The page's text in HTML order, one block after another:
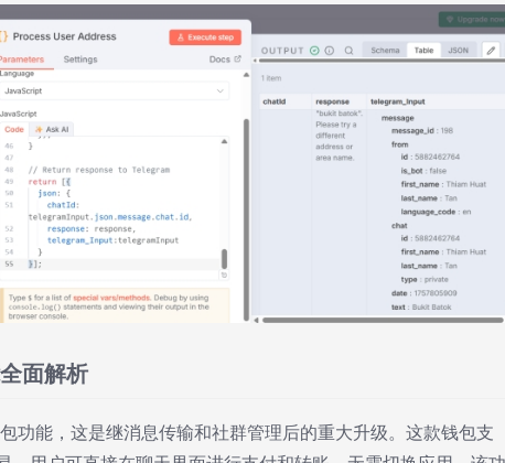
面解析
功能，这是继消息传输和社群管理后的重大升级。这款钱包支